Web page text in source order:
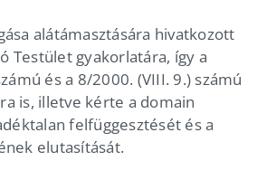
alátámasztására hivatkozott
Testület gyakorlatára, így a
és a 8/2000. (VIII. 9.) számú
is, illetve kérte a domain
felfüggesztését és a
elutasítását.